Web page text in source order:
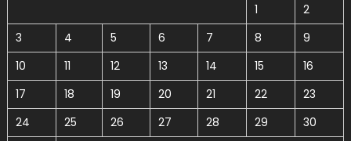
1
2
3
4 5 6 7 8
9
10
11 12 13 14 15
16
17
18 19 20 21 22
23
24
25 26 27 28 29
30